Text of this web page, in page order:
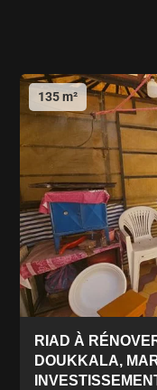
135 m²
RIAD À
DOUKKALA,